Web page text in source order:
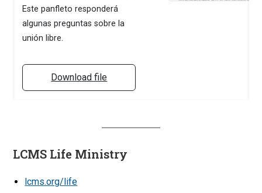
Este panfleto responderá
algunas preguntas sobre la
unión libre.
Download file
LCMS Life Ministry
lcms.org/life